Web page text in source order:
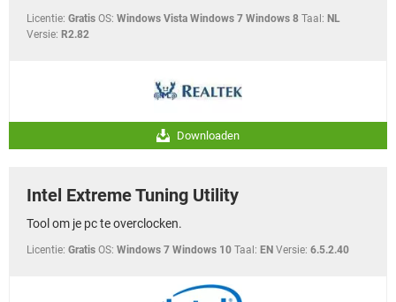
Licentie: Gratis OS: Windows Vista Windows 7 Windows 8 Taal: NL
Versie: R2.82
Downloaden
Intel Extreme Tuning Utility
Tool om je pc te overclocken.
Licentie: Gratis OS: Windows 7 Windows 10 Taal: EN Versie: 6.5.2.40